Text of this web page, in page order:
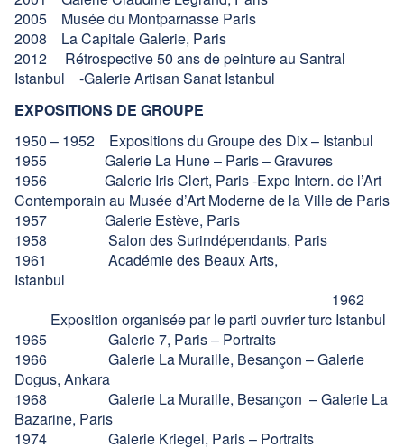
2005 Musée du Montparnasse Paris
2008 La Capitale Galerie, Paris
2012 Rétrospective 50 ans de peinture au Santral
Istanbul -Galerie Artisan Sanat Istanbul
EXPOSITIONS DE GROUPE
1950 – 1952 Expositions du Groupe des Dix – Istanbul
1955 Galerie La Hune – Paris – Gravures
1956 Galerie Iris Clert, Paris -Expo Intern. de l’Art
Contemporain au Musée d’Art Moderne de la Ville de Paris
1957 Galerie Estève, Paris
1958 Salon des Surindépendants, Paris
1961 Académie des Beaux Arts,
Istanbul
1962
Exposition organisée par le parti ouvrier turc Istanbul
1965 Galerie 7, Paris – Portraits
1966 Galerie La Muraille, Besançon – Galerie
Dogus, Ankara
1968 Galerie La Muraille, Besançon – Galerie La
Bazarine, Paris
1974 Galerie Kriegel, Paris – Portraits